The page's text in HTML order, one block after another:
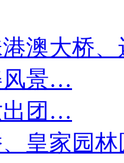
澳大桥
风景…
出团…
皇家园